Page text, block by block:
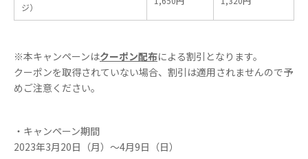
ジ）
※本キャンペーンはクーポン配布による割引となります。
クーポンを取得されていない場合、割引は適用されませんので予
めご注意ください。
・キャンペーン期間
2023年3月20日（月）～4月9日（日）